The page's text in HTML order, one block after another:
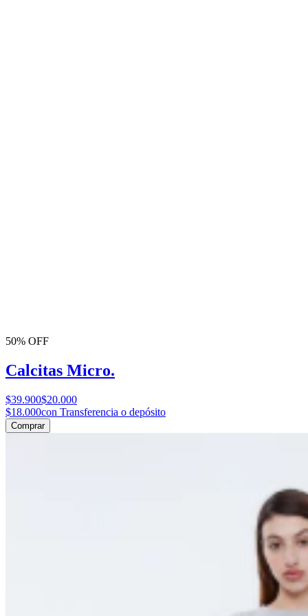
50% OFF
Calcitas Micro.
$39.900$20.000
$18.000con Transferencia o depósito
Comprar